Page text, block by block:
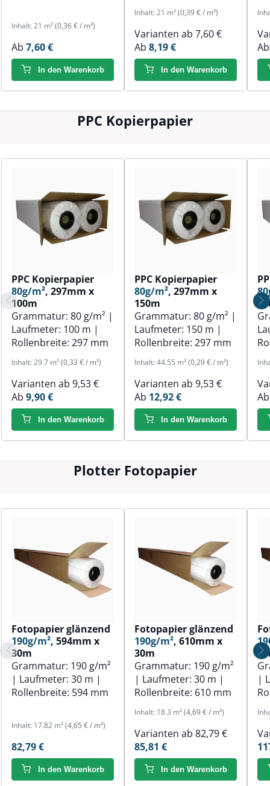
Inhalt: 21 m²(0,36 € / m²)
Ab 7,60 €
In den Warenkorb
Inhalt: 21 m²(0,39 € / m²)
Varianten ab 7,60 €
Ab 8,19 €
In den Warenkorb
PPC Kopierpapier
PPC Kopierpapier
80g/m², 297mm x
100m
Grammatur: 80 g/m² |
Laufmeter: 100 m |
Rollenbreite: 297 mm
Inhalt: 29.7 m²(0,33 € / m²)
Varianten ab 9,53 €
Ab 9,90 €
In den Warenkorb
PPC Kopierpapier
80g/m², 297mm x
150m
Grammatur: 80 g/m² |
Laufmeter: 150 m |
Rollenbreite: 297 mm
Inhalt: 44.55 m²(0,29 € / m²)
Varianten ab 9,53 €
Ab 12,92 €
In den Warenkorb
Plotter Fotopapier
Fotopapier glänzend
190g/m², 594mm x
30m
Grammatur: 190 g/m²
| Laufmeter: 30 m |
Rollenbreite: 594 mm
Inhalt: 17.82 m²(4,65 € / m²)
82,79 €
In den Warenkorb
Fotopapier glänzend
190g/m², 610mm x
30m
Grammatur: 190 g/m²
| Laufmeter: 30 m |
Rollenbreite: 610 mm
Inhalt: 18.3 m²(4,69 € / m²)
Varianten ab 82,79 €
85,81 €
In den Warenkorb
|